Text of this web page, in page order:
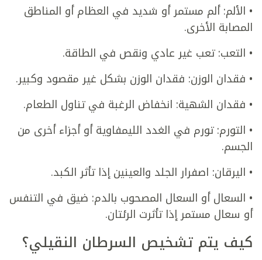
• الألم: ألم مستمر أو شديد في العظام أو المناطق
المصابة الأخرى.
• التعب: تعب غير عادي ونقص في الطاقة.
• فقدان الوزن: فقدان الوزن بشكل غير مقصود وكبير.
• فقدان الشهية: انخفاض الرغبة في تناول الطعام.
• التورم: تورم في الغدد الليمفاوية أو أجزاء أخرى من
الجسم.
• اليرقان: اصفرار الجلد والعينين إذا تأثر الكبد.
• السعال أو السعال المصحوب بالدم: ضيق في التنفس
أو سعال مستمر إذا تأثرت الرئتان.
كيف يتم تشخيص السرطان النقيلي؟